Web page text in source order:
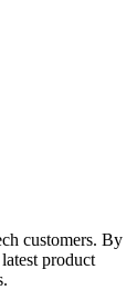
customers. By
product